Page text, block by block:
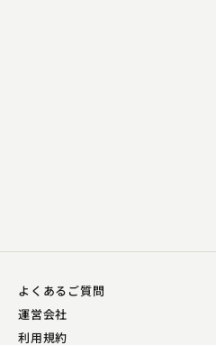
よくあるご質問
運営会社
利用規約